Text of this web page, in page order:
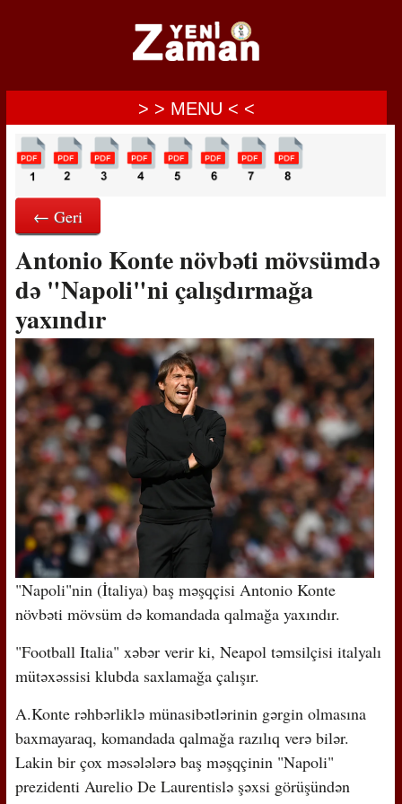
> > MENU < <
← Geri
Antonio Konte növbəti mövsümdə
də "Napoli"ni çalışdırmağa
yaxındır
"Napoli"nin (İtaliya) baş məşqçisi Antonio Konte
növbəti mövsüm də komandada qalmağa yaxındır.
"Football Italia" xəbər verir ki, Neapol təmsilçisi italyalı
mütəxəssisi klubda saxlamağa çalışır.
A.Konte rəhbərliklə münasibətlərinin gərgin olmasına
baxmayaraq, komandada qalmağa razılıq verə bilər.
Lakin bir çox məsələlərə baş məşqçinin "Napoli"
prezidenti Aurelio De Laurentislə şəxsi görüşündən